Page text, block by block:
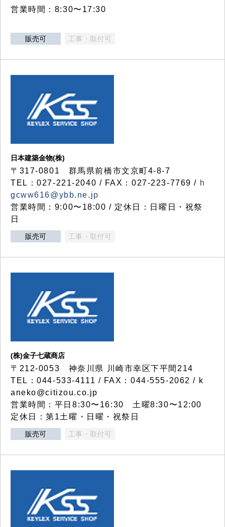
営業時間：8:30〜17:30
販売可 工事・取付可
日本建築金物(株)
〒317‐0801 群馬県前橋市文京町4-8-7
TEL：027-221-2040 / FAX：027-223-7769 / h
gcww616@ybb.ne.jp
営業時間：9:00〜18:00 / 定休日：日曜日・祝祭
日
販売可 工事・取付可
(株)金子七蔵商店
〒212-0053 神奈川県 川崎市幸区下平間214
TEL：044-533-4111 / FAX：044-555-2062 / k
aneko@citizou.co.jp
営業時間：平日8:30〜16:30 土曜8:30〜12:00
定休日：第1土曜・日曜・祝祭日
販売可 工事・取付可